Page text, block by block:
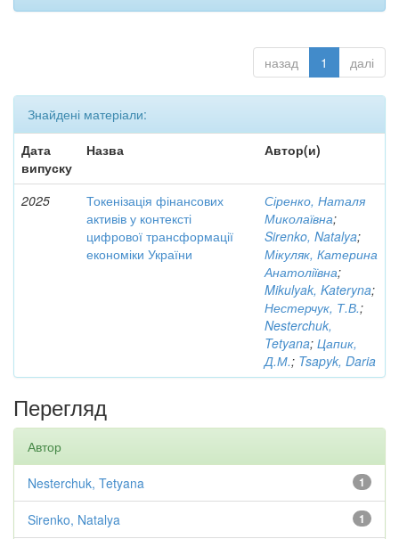
назад 1 далі
Знайдені матеріали:
Дата
випуску
Назва Автор(и)
2025
Токенізація фінансових
активів у контексті
цифрової трансформації
економіки України
Сіренко, Наталя
Миколаївна;
Sirenko, Natalya;
Мікуляк, Катерина
Анатоліївна;
Mikulyak, Kateryna;
Нестерчук, Т.В.;
Nesterchuk,
Tetyana; Цапик,
Д.М.; Tsapyk, Daria
Перегляд
Автор
1
Nesterchuk, Tetyana
1
Sirenko, Natalya